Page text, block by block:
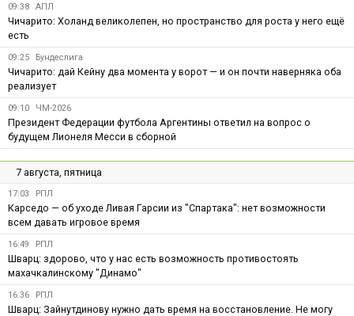
09:38 АПЛ
Чичарито: Холанд великолепен, но пространство для роста у него ещё
есть
09:25 Бундеслига
Чичарито: дай Кейну два момента у ворот — и он почти наверняка оба
реализует
09:10 ЧМ-2026
Президент Федерации футбола Аргентины ответил на вопрос о
будущем Лионеля Месси в сборной
7 августа, пятница
17:03 РПЛ
Карседо — об уходе Ливая Гарсии из "Спартака": нет возможности
всем давать игровое время
16:49 РПЛ
Шварц: здорово, что у нас есть возможность противостоять
махачкалинскому "Динамо"
16:36 РПЛ
Шварц: Зайнутдинову нужно дать время на восстановление. Не могу